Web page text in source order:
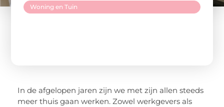
Woning en Tuin
In de afgelopen jaren zijn we met zijn allen steeds
meer thuis gaan werken. Zowel werkgevers als